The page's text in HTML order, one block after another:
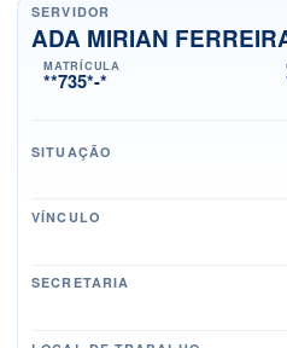
SERVIDOR
ADA MIRIAN
MATRÍCULA
**735*-*
SITUAÇÃO
VÍNCULO
SECRETARIA